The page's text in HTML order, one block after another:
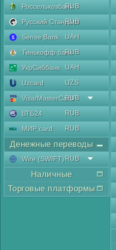
РоссельхозбанкRUB
Русский Стандарт
RUB
Sense Bank
UAH
Тинькофф банкRUB
УкрСиббанк
UAH
Uzcard
UZS
Visa/MasterCard
RUB
ВТБ24
RUB
МИР card
RUB
Денежные переводы
Wire (SWIFT)RUB
Наличные
Торговые платформы